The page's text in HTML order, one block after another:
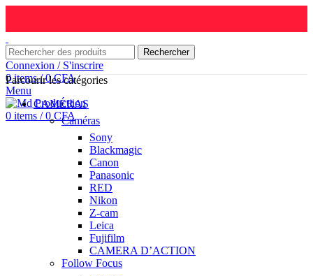
Rechercher
Connexion / S'inscrire
0items / 0CFA
Menu
0 items / 0 CFA
Parcourir les catégories
CAMÉRAS
Caméras
Sony
Blackmagic
Canon
Panasonic
RED
Nikon
Z-cam
Leica
Fujifilm
CAMERA D’ACTION
Follow Focus